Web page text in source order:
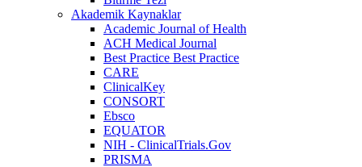
Akademik Kaynaklar
Academic Journal of Health
ACH Medical Journal
Best Practice Best Practice
CARE
ClinicalKey
CONSORT
Ebsco
EQUATOR
NIH - ClinicalTrials.Gov
PRISMA